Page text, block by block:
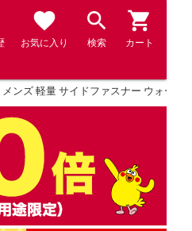
お気に入り 検索 カート
ンズ 軽量 サイドファスナー ウォーキ